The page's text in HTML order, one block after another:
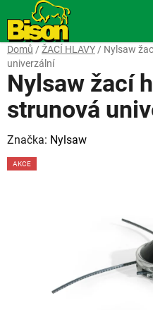
na
obsah
Domů / ŽACÍ HLAVY / Nylsaw
univerzální
Nylsaw žací
strunová
Značka: Nylsaw
AKCE